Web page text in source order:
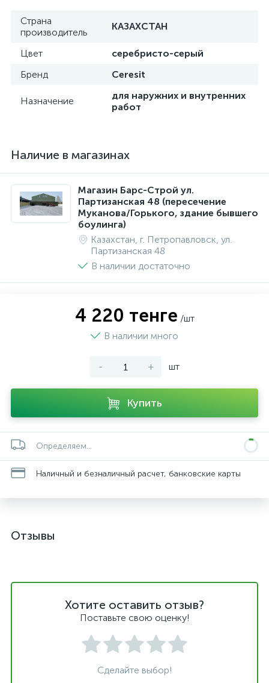
Страна
производитель
КАЗАХСТАН
Цвет
серебристо-серый
Бренд
Ceresit
Назначение
для наружних и внутренних
работ
Наличие в магазинах
Магазин Барс-Строй ул.
Партизанская 48 (пересечение
Муканова/Горького, здание бывшего
боулинга)
Казахстан, г. Петропавловск, ул.
Партизанская 48
В наличии достаточно
4 220 тенге /шт
В наличии много
- + шт
Купить
Определяем...
Наличный и безналичный расчет, банковские карты
Отзывы
Хотите оставить отзыв?
Поставьте свою оценку!
Сделайте выбор!